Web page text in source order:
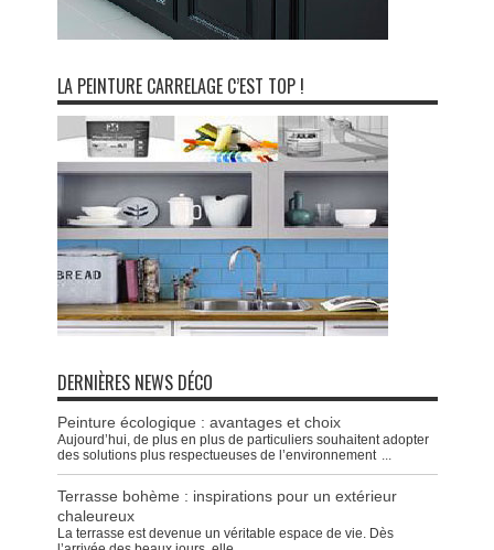
LA PEINTURE CARRELAGE C’EST TOP !
DERNIÈRES NEWS DÉCO
Peinture écologique : avantages et choix
Aujourd’hui, de plus en plus de particuliers souhaitent adopter
des solutions plus respectueuses de l’environnement ...
Terrasse bohème : inspirations pour un extérieur
chaleureux
La terrasse est devenue un véritable espace de vie. Dès